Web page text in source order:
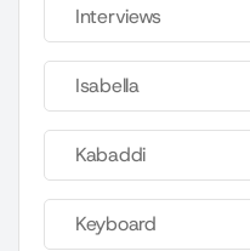
Interviews
Isabella
Kabaddi
Keyboard